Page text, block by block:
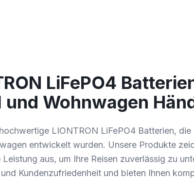
LiFePO4
und Wohnwagen
LIONTRON LiFePO4 Batterien,
entwickelt wurden. Unsere Produkte
aus, um Ihre Reisen zuverlässig zu
Kundenzufriedenheit und bieten Ihnen